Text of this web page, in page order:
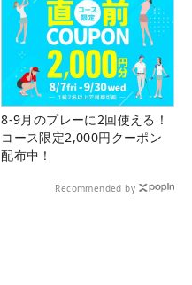
8-9月のプレーに2回使える！
コース限定2,000円クーポン
配布中！
Recommended by